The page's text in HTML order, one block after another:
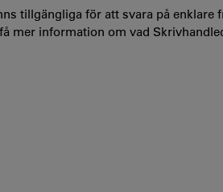
tillgängliga för att svara på
mer information om vad